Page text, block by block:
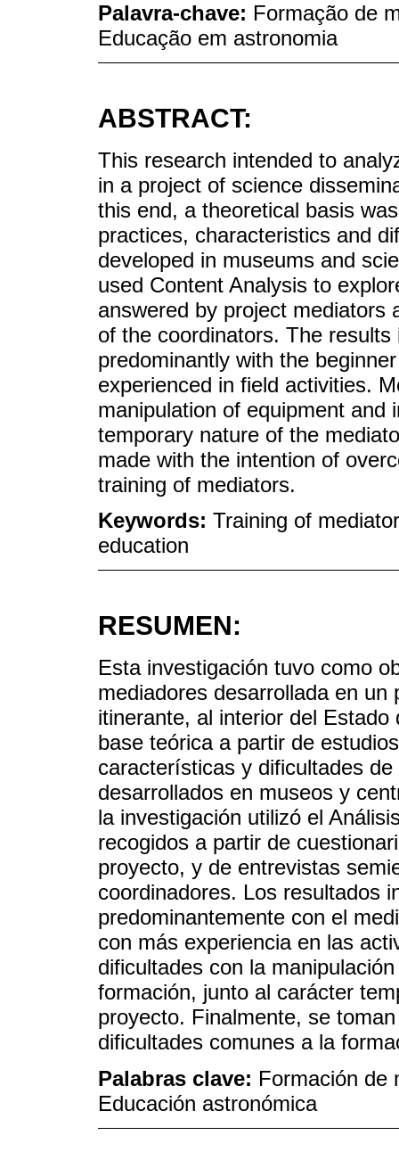
Palavra-chave: Formação de
Educação em astronomia
ABSTRACT:
This research intended to
in a project of science
this end, a theoretical basis
practices, characteristics and
developed in museums and
used Content Analysis to
answered by project mediators
of the coordinators. The
predominantly with the
experienced in field activities.
manipulation of equipment and
temporary nature of the
made with the intention of
training of mediators.
Keywords: Training of
education
RESUMEN:
Esta investigación tuvo como
mediadores desarrollada en
itinerante, al interior del
base teórica a partir de
características y dificultades
desarrollados en museos y
la investigación utilizó el
recogidos a partir de
proyecto, y de entrevistas
coordinadores. Los resultados
predominantemente con el
con más experiencia en las
dificultades con la
formación, junto al carácter
proyecto. Finalmente, se
dificultades comunes a la
Palabras clave: Formación de
Educación astronómica